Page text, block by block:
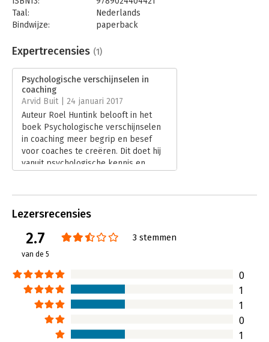
Taal:
Nederlands
Bindwijze:
paperback
Uitgever:
Boom
Verschijningsdatum:
19-11-2016
Hoofdrubriek: Coaching en trainen
Expertrecensies (1)
Psychologische verschijnselen in
coaching
Arvid Buit | 24 januari 2017
Auteur Roel Huntink belooft in het
boek Psychologische verschijnselen
in coaching meer begrip en besef
voor coaches te creëren. Dit doet hij
vanuit psychologische kennis en
Lees verder
Lezersrecensies
2.7
van de 5
3 stemmen
0
1
1
0
1